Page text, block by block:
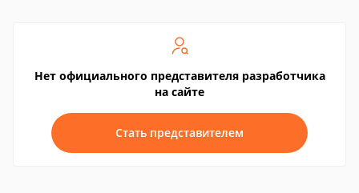
Нет официального представителя разработчика
на сайте
Стать представителем